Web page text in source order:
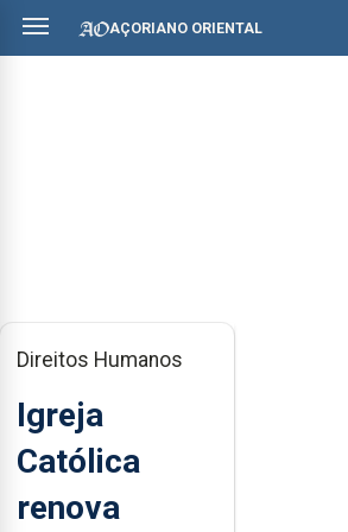
AÇORIANO ORIENTAL
Direitos Humanos
Igreja
Católica
renova